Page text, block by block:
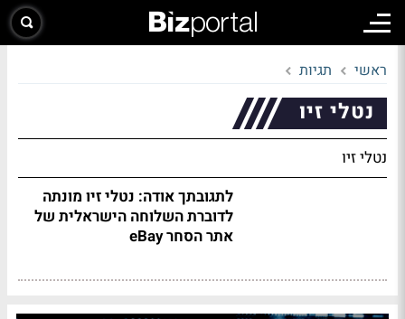
ראשי תגיות
נטלי זיו
נטלי זיו
לתגובתך אודה: נטלי זיו מונתה
לדוברת השלוחה הישראלית של
אתר הסחר eBay